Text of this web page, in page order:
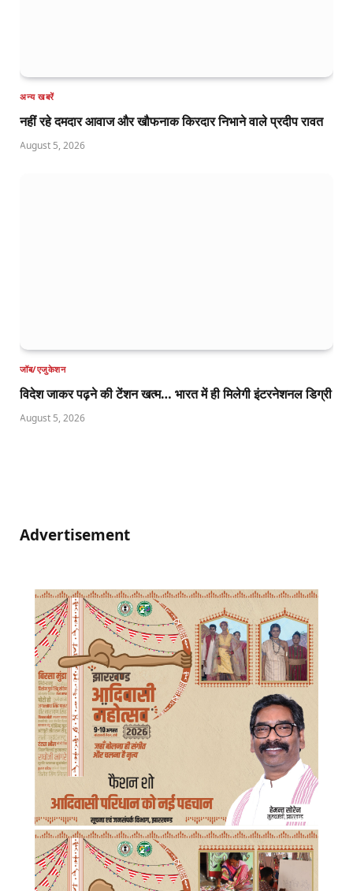
अन्य खबरें
नहीं रहे दमदार आवाज और खौफनाक किरदार निभाने वाले प्रदीप रावत
August 5, 2026
जॉब/एजुकेशन
विदेश जाकर पढ़ने की टेंशन खत्म… भारत में ही मिलेगी इंटरनेशनल डिग्री
August 5, 2026
Advertisement